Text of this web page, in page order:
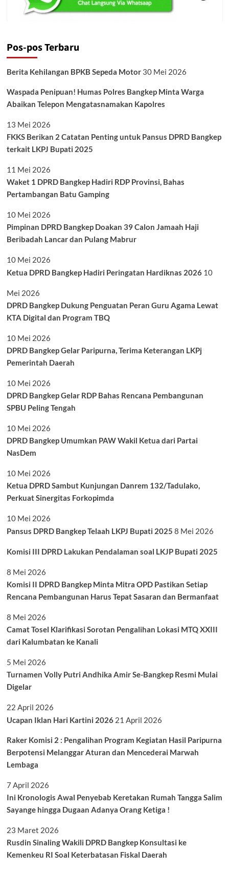
Pos-pos Terbaru
Berita Kehilangan BPKB Sepeda Motor 30 Mei 2026
Waspada Penipuan! Humas Polres Bangkep Minta Warga
Abaikan Telepon Mengatasnamakan Kapolres
13 Mei 2026
FKKS Berikan 2 Catatan Penting untuk Pansus DPRD Bangkep
terkait LKPJ Bupati 2025
11 Mei 2026
Waket 1 DPRD Bangkep Hadiri RDP Provinsi, Bahas
Pertambangan Batu Gamping
10 Mei 2026
Pimpinan DPRD Bangkep Doakan 39 Calon Jamaah Haji
Beribadah Lancar dan Pulang Mabrur
10 Mei 2026
Ketua DPRD Bangkep Hadiri Peringatan Hardiknas 2026 10
Mei 2026
DPRD Bangkep Dukung Penguatan Peran Guru Agama Lewat
KTA Digital dan Program TBQ
10 Mei 2026
DPRD Bangkep Gelar Paripurna, Terima Keterangan LKPj
Pemerintah Daerah
10 Mei 2026
DPRD Bangkep Gelar RDP Bahas Rencana Pembangunan
SPBU Peling Tengah
10 Mei 2026
DPRD Bangkep Umumkan PAW Wakil Ketua dari Partai
NasDem
10 Mei 2026
Ketua DPRD Sambut Kunjungan Danrem 132/Tadulako,
Perkuat Sinergitas Forkopimda
10 Mei 2026
Pansus DPRD Bangkep Telaah LKPJ Bupati 2025 8 Mei 2026
Komisi III DPRD Lakukan Pendalaman soal LKJP Bupati 2025
8 Mei 2026
Komisi II DPRD Bangkep Minta Mitra OPD Pastikan Setiap
Rencana Pembangunan Harus Tepat Sasaran dan Bermanfaat
8 Mei 2026
Camat Tosel Klarifikasi Sorotan Pengalihan Lokasi MTQ XXIII
dari Kalumbatan ke Kanali
5 Mei 2026
Turnamen Volly Putri Andhika Amir Se-Bangkep Resmi Mulai
Digelar
22 April 2026
Ucapan Iklan Hari Kartini 2026 21 April 2026
Raker Komisi 2 : Pengalihan Program Kegiatan Hasil Paripurna
Berpotensi Melanggar Aturan dan Mencederai Marwah
Lembaga
7 April 2026
Ini Kronologis Awal Penyebab Keretakan Rumah Tangga Salim
Sayange hingga Dugaan Adanya Orang Ketiga !
23 Maret 2026
Rusdin Sinaling Wakili DPRD Bangkep Konsultasi ke
Kemenkeu RI Soal Keterbatasan Fiskal Daerah